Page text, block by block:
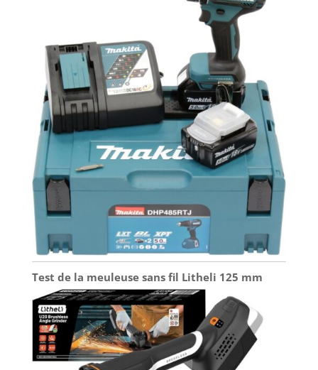
Test de la meuleuse sans fil Litheli 125 mm